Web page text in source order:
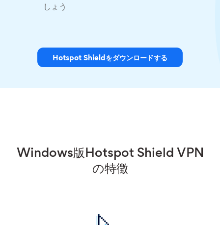
しょう
Hotspot Shieldをダウンロードする
Windows版Hotspot Shield VPN
の特徴